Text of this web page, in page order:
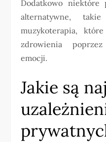
Dodatkowo niektóre
alternatywne,
muzykoterapia,
zdrowienia
emocji.
Jakie są